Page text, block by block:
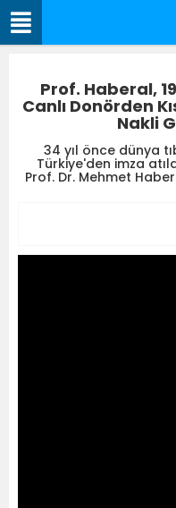
Prof. Haberal,
Canlı Donörden
Nakli
34 yıl önce dünya
Türkiye'den imza
Prof. Dr. Mehmet